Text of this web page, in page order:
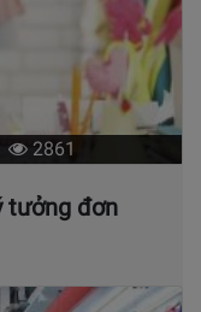
2861
tưởng đơn